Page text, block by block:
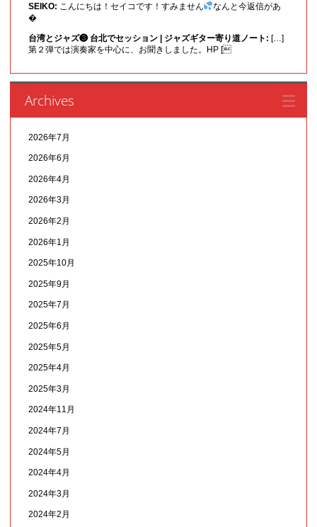
SEIKO: こんにちは！セイコです！すみません
なんと今返信があ
�
台湾とジャズ❸ 台北でセッション | ジャズギター寄り道ノート: […]
第２弾では演奏家を中心に、お聞きしました。HP [
Archives
2026年7月
2026年6月
2026年4月
2026年3月
2026年2月
2026年1月
2025年10月
2025年9月
2025年7月
2025年6月
2025年5月
2025年4月
2025年3月
2024年11月
2024年7月
2024年5月
2024年4月
2024年3月
2024年2月